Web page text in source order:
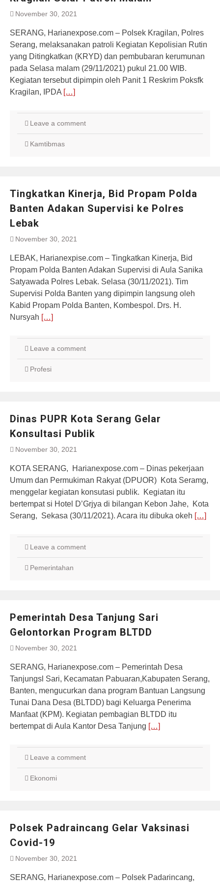
November 30, 2021
SERANG, Harianexpose.com – Polsek Kragilan, Polres
Serang, melaksanakan patroli Kegiatan Kepolisian Rutin
yang Ditingkatkan (KRYD) dan pembubaran kerumunan
pada Selasa malam (29/11/2021) pukul 21.00 WIB.
Kegiatan tersebut dipimpin oleh Panit 1 Reskrim Poksfk
Kragilan, IPDA […]
Leave a comment
Kamtibmas
Tingkatkan Kinerja, Bid Propam Polda
Banten Adakan Supervisi ke Polres
Lebak
November 30, 2021
LEBAK, Harianexpise.com – Tingkatkan Kinerja, Bid
Propam Polda Banten Adakan Supervisi di Aula Sanika
Satyawada Polres Lebak. Selasa (30/11/2021). Tim
Supervisi Polda Banten yang dipimpin langsung oleh
Kabid Propam Polda Banten, Kombespol. Drs. H.
Nursyah […]
Leave a comment
Profesi
Dinas PUPR Kota Serang Gelar
Konsultasi Publik
November 30, 2021
KOTA SERANG, Harianexpose.com – Dinas pekerjaan
Umum dan Permukiman Rakyat (DPUOR) Kota Seramg,
menggelar kegiatan konsutasi publik. Kegiatan itu
bertempat si Hotel D’Grjya di bilangan Kebon Jahe, Kota
Serang, Sekasa (30/11/2021). Acara itu dibuka okeh […]
Leave a comment
Pemerintahan
Pemerintah Desa Tanjung Sari
Gelontorkan Program BLTDD
November 30, 2021
SERANG, Harianexpose.com – Pemerintah Desa
Tanjungsl Sari, Kecamatan Pabuaran,Kabupaten Serang,
Banten, mengucurkan dana program Bantuan Langsung
Tunai Dana Desa (BLTDD) bagi Keluarga Penerima
Manfaat (KPM). Kegiatan pembagian BLTDD itu
bertempat di Aula Kantor Desa Tanjung […]
Leave a comment
Ekonomi
Polsek Padraincang Gelar Vaksinasi
Covid-19
November 30, 2021
SERANG, Harianexpose.com – Polsek Padarincang,